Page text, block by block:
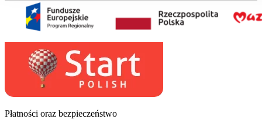
Płatności oraz bezpieczeństwo